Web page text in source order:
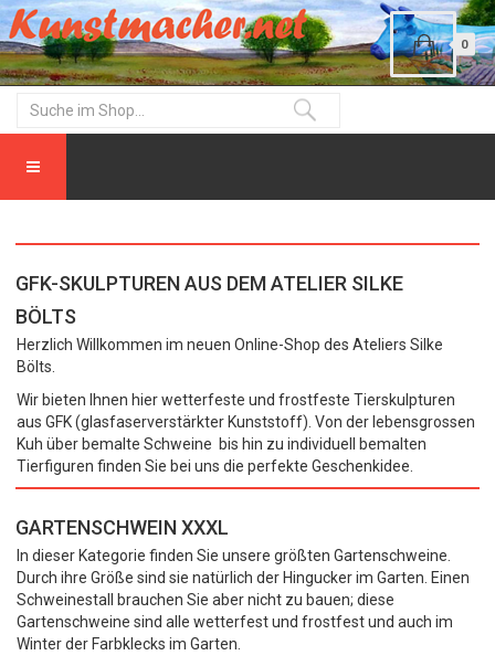
0
GFK-SKULPTUREN AUS DEM ATELIER SILKE
BÖLTS
Herzlich Willkommen im neuen Online-Shop des Ateliers Silke
Bölts.
Wir bieten Ihnen hier wetterfeste und frostfeste Tierskulpturen
aus GFK (glasfaserverstärkter Kunststoff). Von der lebensgrossen
Kuh über bemalte Schweine bis hin zu individuell bemalten
Tierfiguren finden Sie bei uns die perfekte Geschenkidee.
GARTENSCHWEIN XXXL
In dieser Kategorie finden Sie unsere größten Gartenschweine.
Durch ihre Größe sind sie natürlich der Hingucker im Garten. Einen
Schweinestall brauchen Sie aber nicht zu bauen; diese
Gartenschweine sind alle wetterfest und frostfest und auch im
Winter der Farbklecks im Garten.